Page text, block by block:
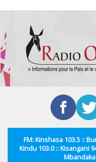
contenu
principal
FM: Kinshasa 103.5 ::
Kindu 103.0 :: Kisangani